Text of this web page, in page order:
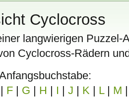
Cyclocross
langwierigen Puzzel-
Cyclocross-Rädern
| F | G | H | I | J | K | L | M |